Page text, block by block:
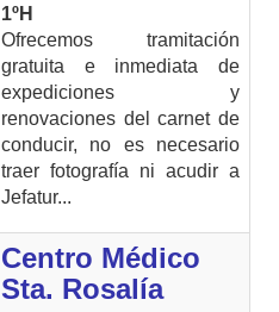
1ºH
Ofrecemos tramitación
gratuita e inmediata de
expediciones y
renovaciones del carnet de
conducir, no es necesario
traer fotografía ni acudir a
Jefatur...
Centro Médico
Sta. Rosalía